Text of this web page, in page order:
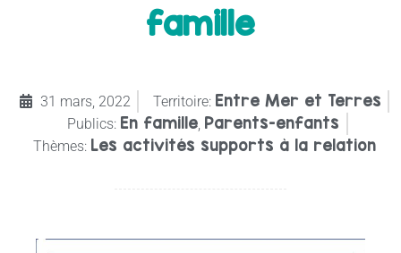
famille
31 mars, 2022 Territoire: Entre Mer et Terres
Publics: En famille Parents-enfants
Thèmes: Les activités supports à la relation